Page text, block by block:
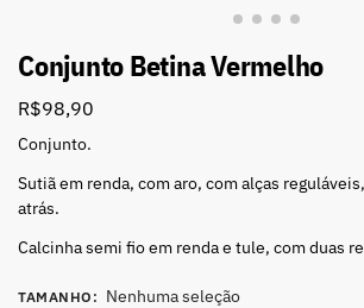
Conjunto Betina Vermelho
R$98,90
Conjunto.
Sutiã em renda, com aro, com alças
atrás.
Calcinha semi fio em renda e tule, com duas
TAMANHO : Nenhuma seleção